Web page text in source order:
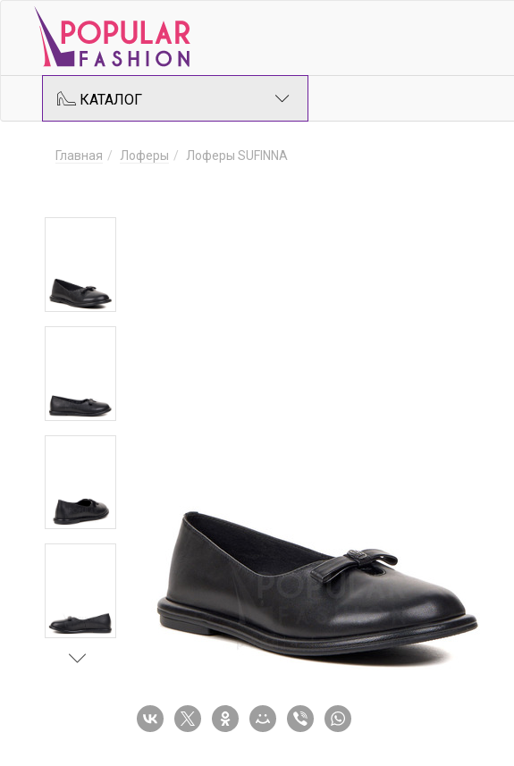
КАТАЛОГ
Главная Лоферы Лоферы SUFINNA